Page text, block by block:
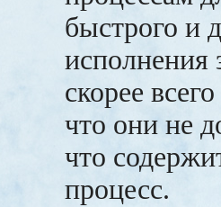
быстрого и
исполнения
скорее
что они не
что
процесс.